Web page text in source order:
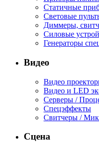
Статичные
Световые
Диммеры,
Силовые
Генераторы
Видео
Видео
Видео и LED
Серверы /
Спецэффекты
Свитчеры /
Сцена